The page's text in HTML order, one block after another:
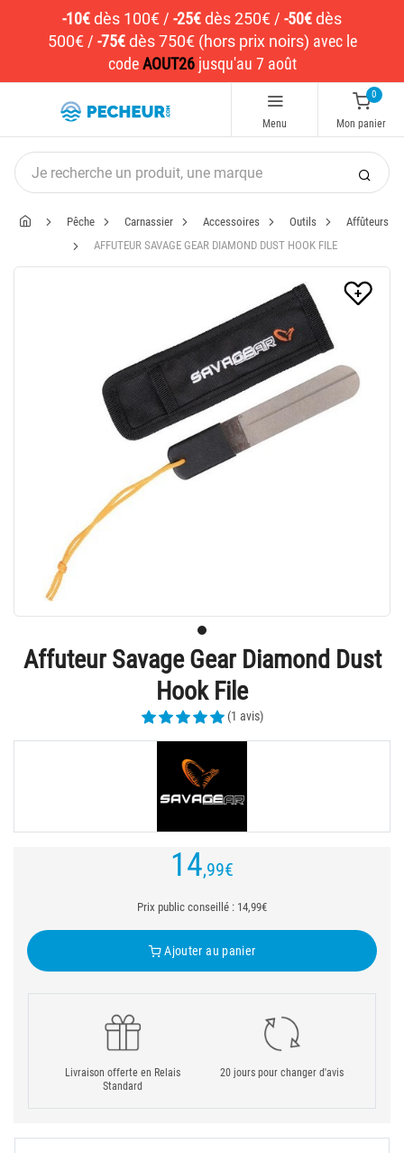
-10€dès 100€ / -25€dès 250€ / -50€dès
500€/ -75€ dès 750€ (hors prix noirs) avec le
codeAOUT26jusqu'au 7 août
Menu
0
Mon panier
Pêche Carnassier Accessoires Outils
Affûteurs
AFFUTEUR SAVAGE GEAR DIAMOND DUST HOOK FILE
Affuteur Savage Gear Diamond Dust
Hook File
(1 avis)
14,99€
Prix public conseillé : 14,99€
Ajouter au panier
Livraison offerte en Relais
Standard
20 jours pour changer d'avis